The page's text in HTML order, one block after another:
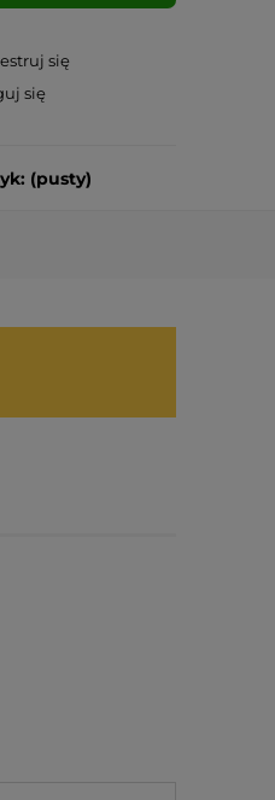
się
się
(pusty)